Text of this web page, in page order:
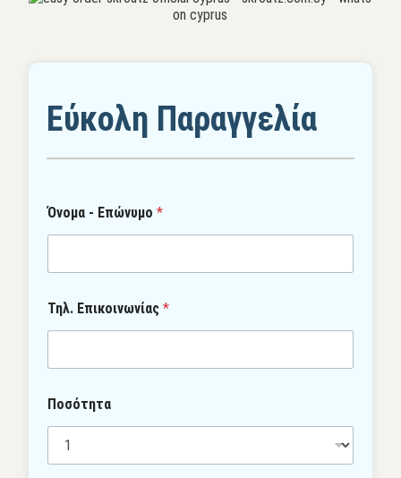
Εύκολη Παραγγελία
Όνομα - Επώνυμο*
Τηλ. Επικοινωνίας*
Ποσότητα